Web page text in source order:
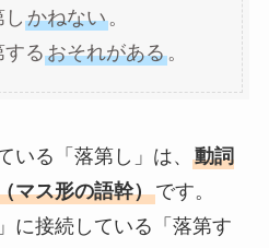
かねない。
るおそれがある。
いる「落第し」は、 動詞
マス形の語幹）です。
に接続している「落第す